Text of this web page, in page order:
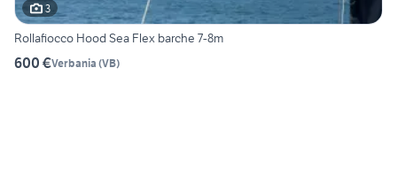
3
Rollafiocco Hood Sea Flex barche 7-8m
600 €Verbania (VB)